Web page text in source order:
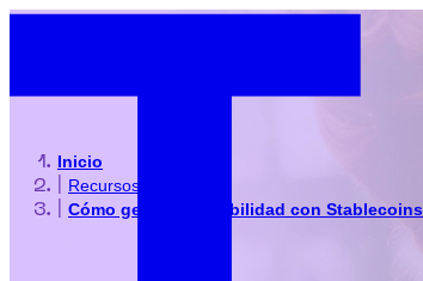
Inicio
Recursos
Cómo generar rentabilidad con Stablecoins